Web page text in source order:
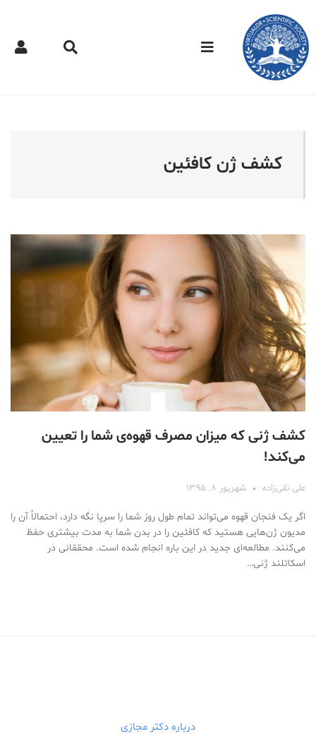
دکتر مجازی - کشف ژن
کشف ژن کافئین
کشف ژنی که میزان مصرف قهوه‌ی شما را تعیین
می‌کند!
علی تقی‌زاده شهریور ۸, ۱۳۹۵
اگر یک فنجان قهوه می‌تواند تمام طول روز شما را سرپا نگه دارد، احتمالاً آن را
مدیون ژن‌هایی هستید که کافئین را در بدن شما به مدت بیشتری حفظ
می‌کنند. مطالعه‌ای جدید در این باره انجام شده است. محققانی در
اسکاتلند ژنی…
درباره دکتر مجازی